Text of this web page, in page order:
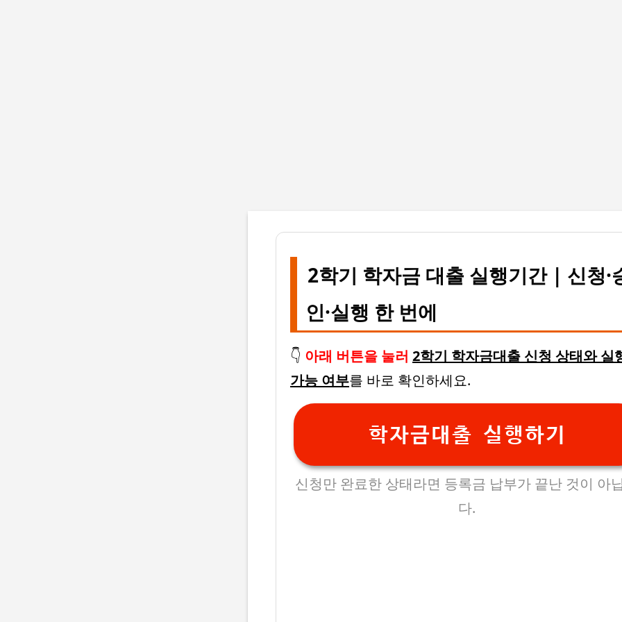
2학기 학자금 대출 실행기간 | 신청·
인·실행 한 번에
👇 아래 버튼을 눌러 2학기 학자금대출 신청 상태와 실
가능 여부를 바로 확인하세요.
학자금대출 실행하기
신청만 완료한 상태라면 등록금 납부가 끝난 것이 아
다.